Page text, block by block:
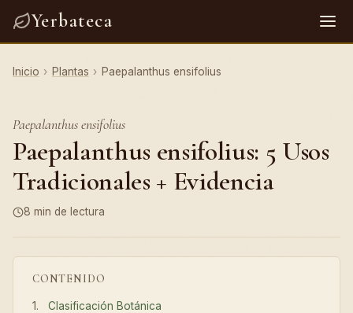
Yerbateca
Inicio › Plantas › Paepalanthus ensifolius
Paepalanthus ensifolius
Paepalanthus ensifolius: 5 Usos
Tradicionales + Evidencia
8 min de lectura
CONTENIDO
Clasificación Botánica